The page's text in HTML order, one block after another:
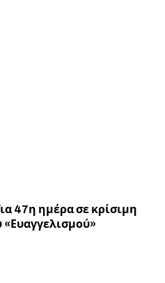
47η ημέρα σε κρίσιμη